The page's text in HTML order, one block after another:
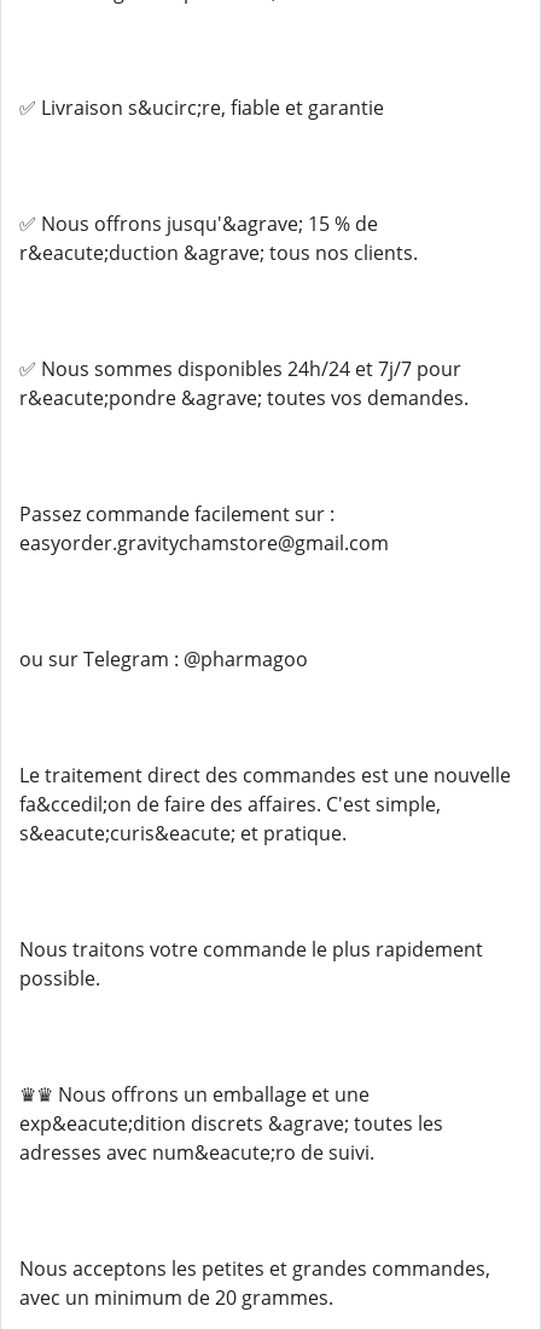
✅ Livraison s&ucirc;re, fiable et garantie
✅ Nous offrons jusqu'&agrave; 15 % de
r&eacute;duction &agrave; tous nos clients.
✅ Nous sommes disponibles 24h/24 et 7j/7 pour
r&eacute;pondre &agrave; toutes vos demandes.
Passez commande facilement sur :
easyorder.gravitychamstore@gmail.com
ou sur Telegram : @pharmagoo
Le traitement direct des commandes est une nouvelle
fa&ccedil;on de faire des affaires. C'est simple,
s&eacute;curis&eacute; et pratique.
Nous traitons votre commande le plus rapidement
possible.
♛♛ Nous offrons un emballage et une
exp&eacute;dition discrets &agrave; toutes les
adresses avec num&eacute;ro de suivi.
Nous acceptons les petites et grandes commandes,
avec un minimum de 20 grammes.